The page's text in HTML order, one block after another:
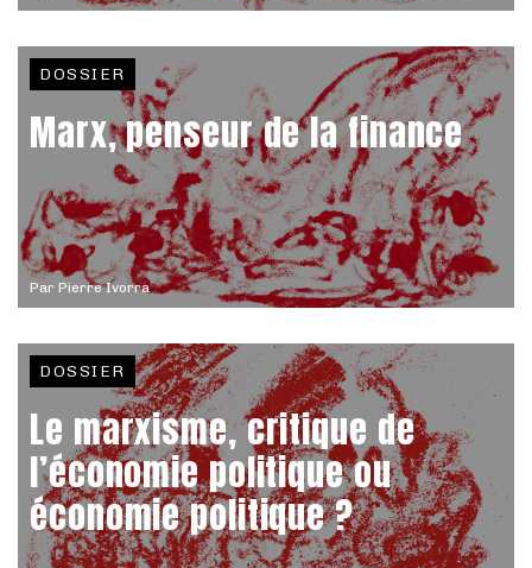
Par Pierre Ivorra
DOSSIER
Marx, penseur de la finance
DOSSIER
Le marxisme, critique de
l’économie politique ou
économie politique ?